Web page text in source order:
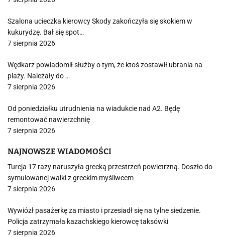
Szalona ucieczka kierowcy Skody zakończyła się skokiem w
kukurydzę. Bał się spot…
7 sierpnia 2026
Wędkarz powiadomił służby o tym, że ktoś zostawił ubrania na
plaży. Należały do …
7 sierpnia 2026
Od poniedziałku utrudnienia na wiadukcie nad A2. Będę
remontować nawierzchnię
7 sierpnia 2026
NAJNOWSZE WIADOMOŚCI
Turcja 17 razy naruszyła grecką przestrzeń powietrzną. Doszło do
symulowanej walki z greckim myśliwcem
7 sierpnia 2026
Wywiózł pasażerkę za miasto i przesiadł się na tylne siedzenie.
Policja zatrzymała kazachskiego kierowcę taksówki
7 sierpnia 2026